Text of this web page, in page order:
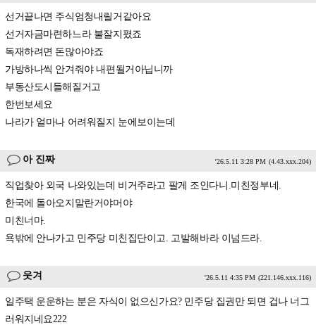
선거끝나면 주식엄청내릴거같아요
선거자금마련하느라 불잘지폈죠
독재하려면 돈많아야죠
가방하나씩 안겨줘야 내편될거아닙니까
부동산도시들해질거고
한번보세요
나라가 얼마나 어려워질지 눈에보이는데
아 진짜 '26.5.11 3:28 PM (4.43.xxx.204)
직업찾아 외국 나와있는데 비거주라고 팔게 조인다니.미친정부네.
한국에 돌아오지말란거야머야
미친너마.
욕밖에 안나가고 민주당 미친집단이고. 고발해바라 이넘드라.
웃겨 '26.5.11 4:35 PM (221.146.xxx.116)
일주택 운운하는 분은 자식이 없으신가요? 민주당 집권만 되면 겁나 너그
러워지네요222